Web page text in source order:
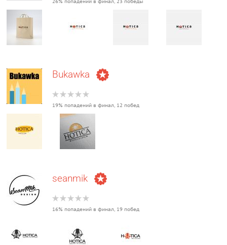
Bukawka
19% попадений в финал, 12 побед
seanmik
16% попадений в финал, 19 побед